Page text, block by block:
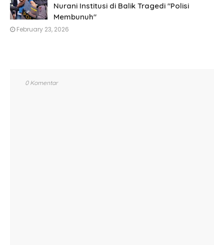
Nurani Institusi di Balik Tragedi "Polisi
Membunuh"
February 23, 2026
0 Komentar